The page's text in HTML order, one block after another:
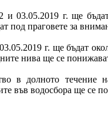
03.05.2019 г. ще
под праговете за
г. ще бъдат
нива ще се
в долното
във водосбора ще се